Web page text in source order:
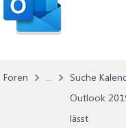
Foren ...
Suche
Outlook
lässt